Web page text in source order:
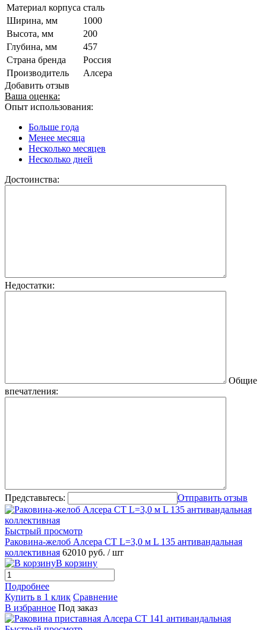
Материал корпуса сталь
Ширина, мм
1000
Высота, мм
200
Глубина, мм
457
Страна бренда
Россия
Производитель
Алсера
Добавить отзыв
Ваша оценка:
Опыт использования:
Больше года
Менее месяца
Несколько месяцев
Несколько дней
Достоинства:
Недостатки:
Общие
впечатления:
Представьтесь: Отправить отзыв
Быстрый просмотр
Раковина-желоб Алсера СТ L=3,0 м L 135 антивандальная
коллективная 62010 руб. / шт
В корзину
Подробнее
Купить в 1 клик Сравнение
В избранное Под заказ